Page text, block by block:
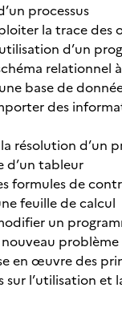
processus
la trace des
d’un
relationnel
base de
des
résolution d’un
d’un tableur
formules de
feuille de calcul
un
en œuvre des
sur l’utilisation et